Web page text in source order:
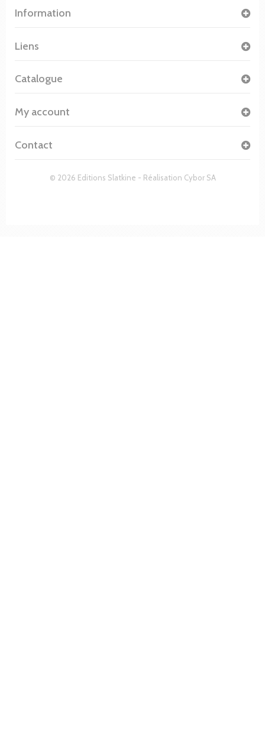
Information
© 2026 Editions Slatkine - Réalisation Cybor SA
Liens
Catalogue
My account
Contact